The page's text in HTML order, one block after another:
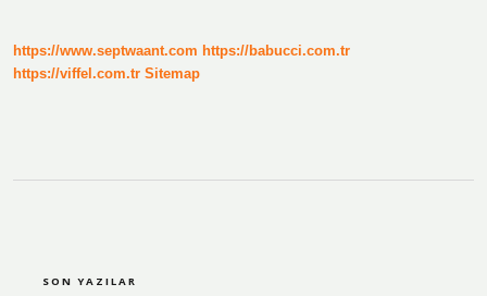
https://www.septwaant.com https://babucci.com.tr
https://viffel.com.tr Sitemap
SON YAZILAR